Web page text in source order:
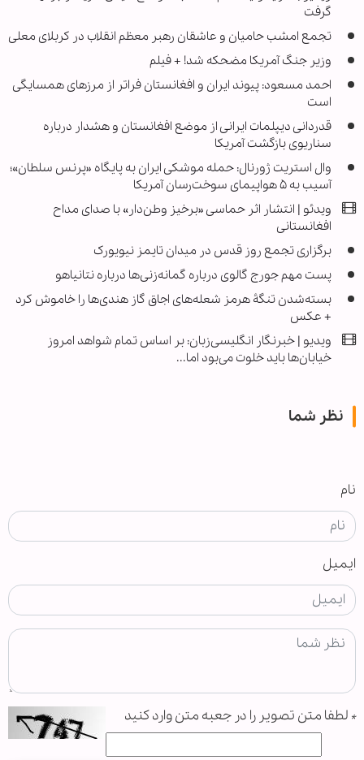
گرفت
تجمع امشب حامیان و عاشقان رهبر معظم انقلاب در کربلای معلی
وزیر جنگ آمریکا مضحکه شد! + فیلم
احمد مسعود: پیوند ایران و افغانستان فراتر از مرزهای همسایگی
است
قدردانی دیپلمات ایرانی از موضع افغانستان و هشدار درباره
سناریوی بازگشت آمریکا
وال استریت ژورنال: حمله موشکی ایران به پایگاه «پرنس سلطان»؛
آسیب به ۵ هواپیمای سوخت‌رسان آمریکا
ویدئو | انتشار اثر حماسی «برخیز وطن‌دار» با صدای مداح
افغانستانی
برگزاری تجمع روز قدس در میدان تایمز نیویورک
پست مهم جورج گالوی درباره گمانه‌زنی‌ها درباره نتانیاهو
بسته‌شدن تنگۀ هرمز شعله‌های اجاق گاز هندی‌ها را خاموش کرد
+ عکس
ویدیو | خبرنگار انگلیسی‌زبان: بر اساس تمام شواهد امروز
خیابان‌ها باید خلوت می‌بود اما...
نظر شما
نام
ایمیل
* لطفا متن تصویر را در جعبه متن وارد کنید